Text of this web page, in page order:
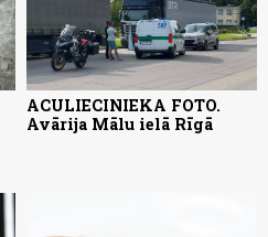
ACULIECINIEKA FOTO.
Avārija Mālu ielā Rīgā